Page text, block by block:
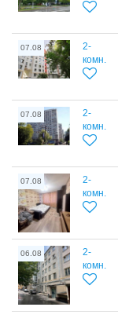
07.08
2-
комн.
07.08
2-
комн.
07.08
2-
комн.
06.08
2-
комн.